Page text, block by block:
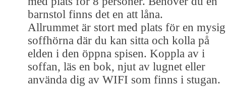
barnstol finns det en att låna.
Allrummet är stort med plats för en mysig
soffhörna där du kan sitta och kolla på
elden i den öppna spisen. Koppla av i
soffan, läs en bok, njut av lugnet eller
använda dig av WIFI som finns i stugan.